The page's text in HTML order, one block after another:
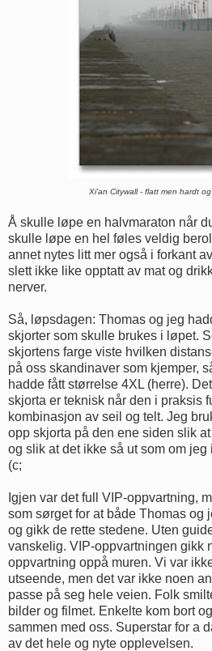
Xi'an Citywall - flatt men hardt
Å skulle løpe en halvmaraton når
skulle løpe en hel føles veldig
annet nytes litt mer også i forkant
slett ikke like opptatt av mat og
nerver.
Så, løpsdagen: Thomas og jeg
skjorter som skulle brukes i løpet.
skjortens farge viste hvilken
på oss skandinaver som kjemper,
hadde fått størrelse 4XL (herre).
skjorta er teknisk når den i praksis
kombinasjon av seil og telt. Jeg
opp skjorta på den ene siden slik
og slik at det ikke så ut som om
(c;
Igjen var det full VIP-oppvartning,
som sørget for at både Thomas og
og gikk de rette stedene. Uten
vanskelig. VIP-oppvartningen gikk
oppvartning oppå muren. Vi var
utseende, men det var ikke noen
passe på seg hele veien. Folk
bilder og filmet. Enkelte kom bort
sammen med oss. Superstar for a
av det hele og nyte opplevelsen.